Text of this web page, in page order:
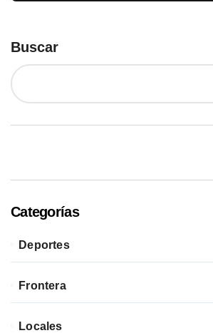
Buscar
Categorías
Deportes
Frontera
Locales